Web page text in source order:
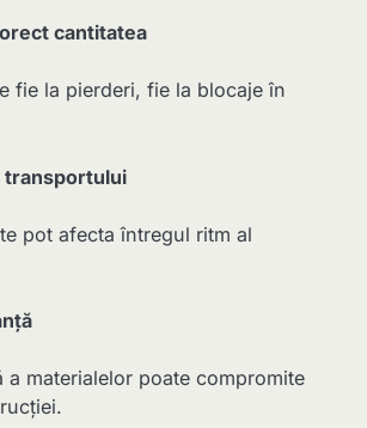
cantitatea
fie la pierderi, fie la blocaje în
transportului
pot afecta întregul ritm al
a materialelor poate compromite